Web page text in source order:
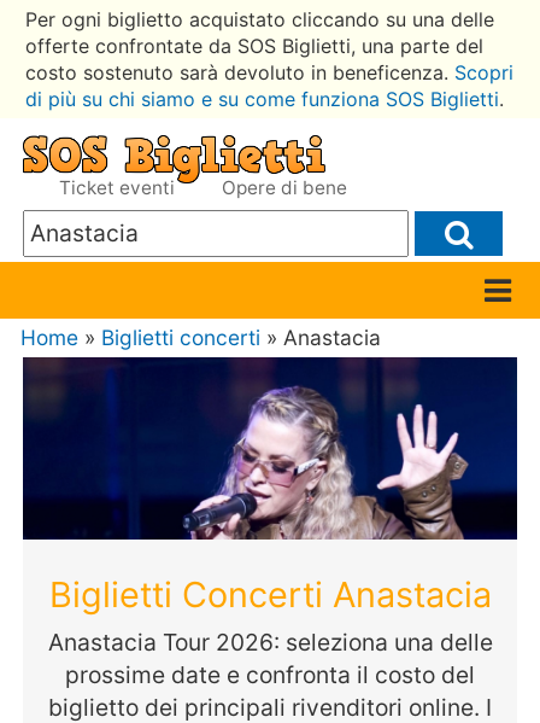
Per ogni biglietto acquistato cliccando su una delle
offerte confrontate da SOS Biglietti, una parte del
costo sostenuto sarà devoluto in beneficenza. Scopri
di più su chi siamo e su come funziona SOS Biglietti.
Ticket eventi Opere di bene
Home » Biglietti concerti » Anastacia
Biglietti Concerti Anastacia
Anastacia Tour 2026: seleziona una delle
prossime date e confronta il costo del
biglietto dei principali rivenditori online. I